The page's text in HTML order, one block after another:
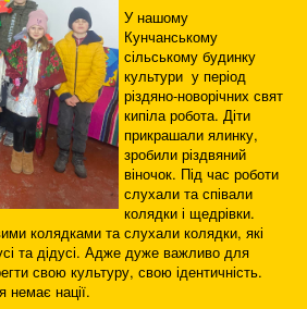
У нашому
Кунчанському
сільському будинку
культури у період
різдяно-новорічних свят
кипіла робота. Діти
прикрашали ялинку,
зробили різдвяний
віночок. Під час роботи
слухали та співали
колядки і щедрівки.
колядками та слухали колядки, які
та дідусі. Адже дуже важливо для
свою культуру, свою ідентичність.
немає нації.